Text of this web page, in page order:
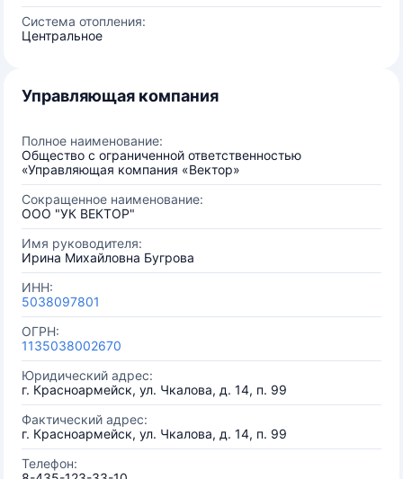
Система отопления:
Центральное
Управляющая компания
Полное наименование:
Общество с ограниченной ответственностью
«Управляющая компания «Вектор»
Сокращенное наименование:
ООО "УК ВЕКТОР"
Имя руководителя:
Ирина Михайловна Бугрова
ИНН:
5038097801
ОГРН:
1135038002670
Юридический адрес:
г. Красноармейск, ул. Чкалова, д. 14, п. 99
Фактический адрес:
г. Красноармейск, ул. Чкалова, д. 14, п. 99
Телефон: